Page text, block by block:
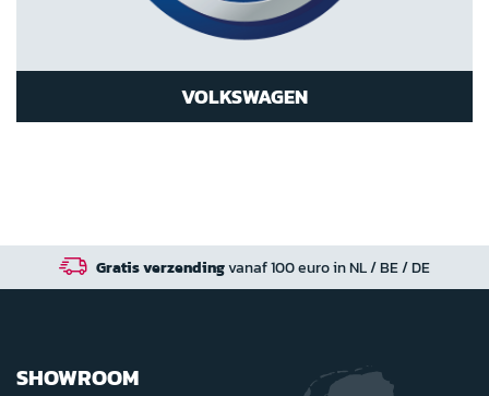
VOLKSWAGEN
Gratis verzendingvanaf 100 euro in NL / BE / DE
SHOWROOM